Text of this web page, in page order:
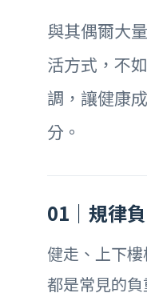
與其偶爾大
活方式，不
調，讓健康
分。
01｜規律
健走、上下
都是常見的